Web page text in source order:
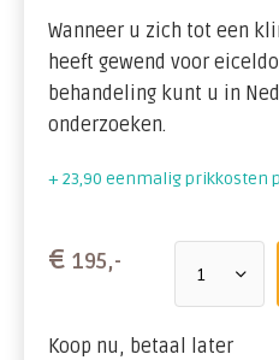
Wanneer u zich tot een
heeft gewend voor
behandeling kunt u in
onderzoeken.
+ 23,90 eenmalig prikkosten
€ 195,-
Koop nu, betaal later